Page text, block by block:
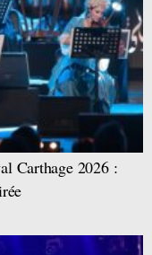
Carthage 2026 :